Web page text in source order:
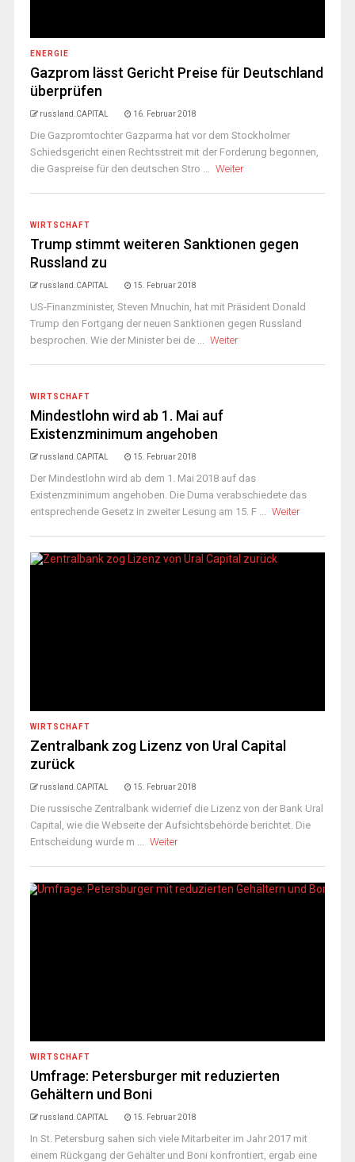
ENERGIE
Gazprom lässt Gericht Preise für Deutschland
überprüfen
russland.CAPITAL 16. Februar 2018
Die Gazpromtochter Gazparma hat vor dem Stockholmer
Schiedsgericht einen Rechtsstreit mit der Forderung begonnen,
die Gaspreise für den deutschen Stro ... Weiter
WIRTSCHAFT
Trump stimmt weiteren Sanktionen gegen
Russland zu
russland.CAPITAL 15. Februar 2018
US-Finanzminister, Steven Mnuchin, hat mit Präsident Donald
Trump den Fortgang der neuen Sanktionen gegen Russland
besprochen. Wie der Minister bei de ... Weiter
WIRTSCHAFT
Mindestlohn wird ab 1. Mai auf
Existenzminimum angehoben
russland.CAPITAL 15. Februar 2018
Der Mindestlohn wird ab dem 1. Mai 2018 auf das
Existenzminimum angehoben. Die Duma verabschiedete das
entsprechende Gesetz in zweiter Lesung am 15. F ... Weiter
WIRTSCHAFT
Zentralbank zog Lizenz von Ural Capital
zurück
russland.CAPITAL 15. Februar 2018
Die russische Zentralbank widerrief die Lizenz von der Bank Ural
Capital, wie die Webseite der Aufsichtsbehörde berichtet. Die
Entscheidung wurde m ... Weiter
WIRTSCHAFT
Umfrage: Petersburger mit reduzierten
Gehältern und Boni
russland.CAPITAL 15. Februar 2018
In St. Petersburg sahen sich viele Mitarbeiter im Jahr 2017 mit
einem Rückgang der Gehälter und Boni konfrontiert, ergab eine